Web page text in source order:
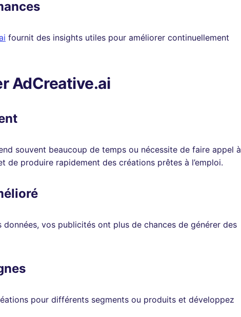
fournit des insights utiles pour améliorer continuellement
AdCreative.ai
souvent beaucoup de temps ou nécessite de faire appel à
de produire rapidement des créations prêtes à l’emploi.
données, vos publicités ont plus de chances de générer des
pour différents segments ou produits et développez